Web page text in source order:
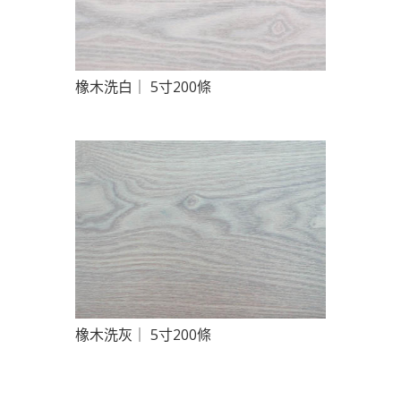
橡木洗白｜ 5寸200條
橡木洗灰｜ 5寸200條